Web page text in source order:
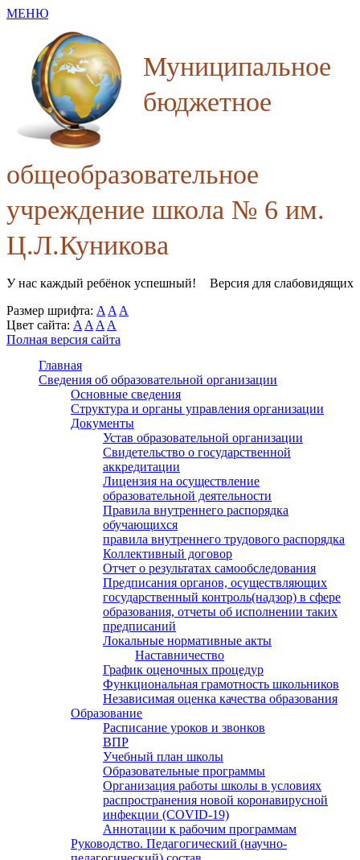
МЕНЮ
Муниципальное
бюджетное
общеобразовательное
учреждение школа № 6 им.
Ц.Л.Куникова
У нас каждый ребёнок успешный!
Версия для слабовидящих
Размер шрифта: A A A
Цвет сайта: A A A A
Полная версия сайта
Главная
Сведения об образовательной организации
Основные сведения
Структура и органы управления организации
Документы
Устав образовательной организации
Свидетельство о государственной
аккредитации
Лицензия на осуществление
образовательной деятельности
Правила внутреннего распорядка
обучающихся
правила внутреннего трудового распорядка
Коллективный договор
Отчет о результатах самообследования
Предписания органов, осуществляющих
государственный контроль(надзор) в сфере
образования, отчеты об исполнении таких
предписаний
Локальные нормативные акты
Наставничество
График оценочных процедур
Функциональная грамотность школьников
Независимая оценка качества образования
Образование
Расписание уроков и звонков
ВПР
Учебный план школы
Образовательные программы
Организация работы школы в условиях
распространения новой коронавирусной
инфекции (CОVID-19)
Аннотации к рабочим программам
Руководство. Педагогический (научно-